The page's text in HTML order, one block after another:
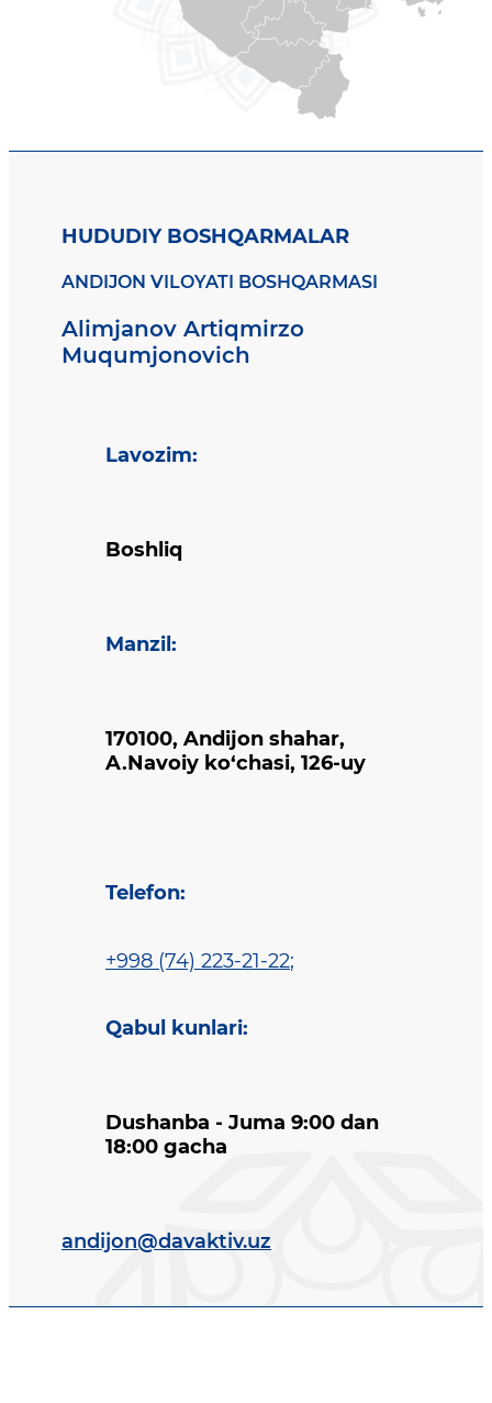
HUDUDIY BOSHQARMALAR
ANDIJON VILOYATI BOSHQARMASI
Alimjanov Artiqmirzo
Muqumjonovich
Lavozim:
Boshliq
Manzil :
170100, Andijon shahar,
A.Navoiy ko‘chasi, 126-uy
Telefon:
+998 (74) 223-21-22;
Qabul kunlari:
Dushanba - Juma 9:00 dan
18:00 gacha
andijon@davaktiv.uz